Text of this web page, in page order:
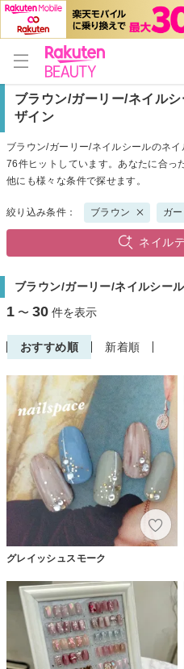
ブラウン/ガーリー/ネイル
ザイン
ブラウン/ガーリー/ネイルシールのネ
76件ヒットしています。あなたに合っ
他にも様々な条件で探せます。
絞り込み条件： ブラウン ガ
ネイル
ブラウン/ガーリー/ネイルシー
1 〜 30 件を表示
おすすめ順 新着順
グレイッシュスモーク